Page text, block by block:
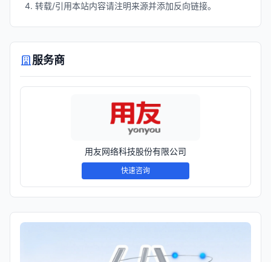
4. 转载/引用本站内容请注明来源并添加反向链接。
服务商
用友网络科技股份有限公司
快速咨询